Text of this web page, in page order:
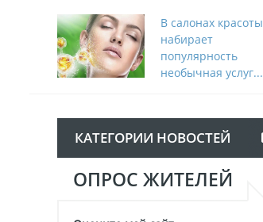
В салонах красоты
набирает
популярность
необычная услуг...
КАТЕГОРИИ НОВОСТЕЙ
ОПРОС ЖИТЕЛЕЙ